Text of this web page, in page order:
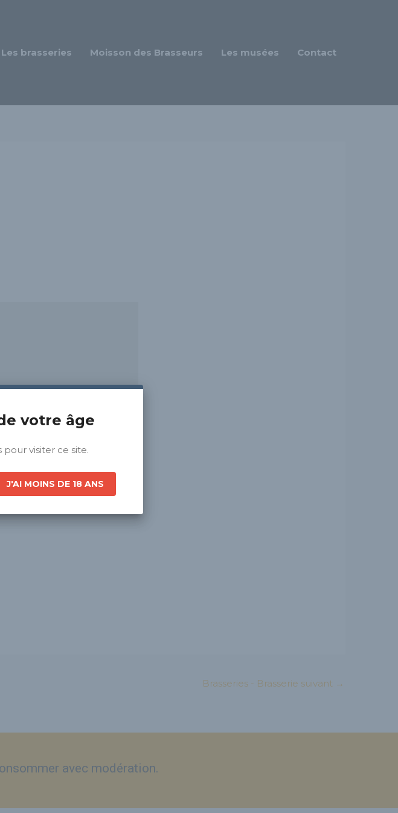
Les brasseries Moisson des Brasseurs Les musées Contact
Brasseries - Brasserie suivant →
avec modération.
votre âge
pour visiter ce site.
J'AI MOINS DE 18 ANS